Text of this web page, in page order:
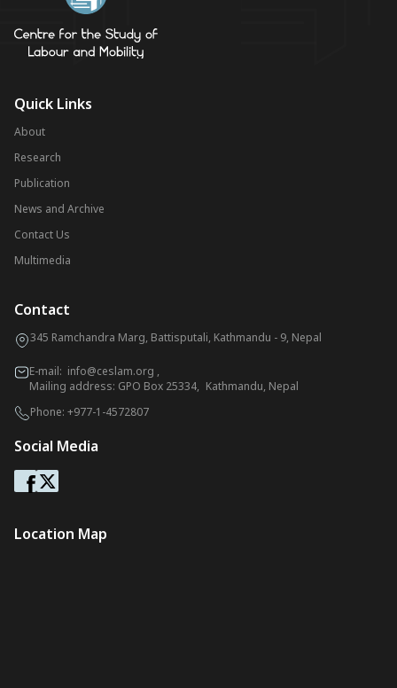
Quick Links
About
Research
Publication
News and Archive
Contact Us
Multimedia
Contact
345 Ramchandra Marg, Battisputali, Kathmandu - 9, Nepal
E-mail: info@ceslam.org ,
Mailing address: GPO Box 25334, Kathmandu, Nepal
Phone: +977-1-4572807
Social Media
Location Map